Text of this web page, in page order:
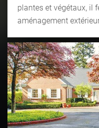
plantes et végétaux, il
aménagement